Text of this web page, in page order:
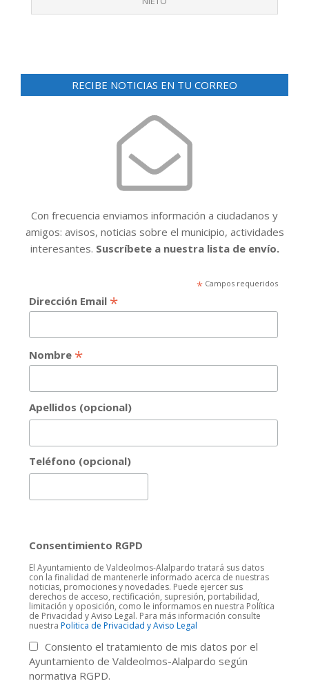
RECIBE NOTICIAS EN TU CORREO
Con frecuencia enviamos información a ciudadanos y
amigos: avisos, noticias sobre el municipio, actividades
interesantes. Suscríbete a nuestra lista de envío.
*Campos requeridos
Dirección Email *
Nombre *
Apellidos (opcional)
Teléfono (opcional)
Consentimiento RGPD
El Ayuntamiento de Valdeolmos-Alalpardo tratará sus datos
con la finalidad de mantenerle informado acerca de nuestras
noticias, promociones y novedades. Puede ejercer sus
derechos de acceso, rectificación, supresión, portabilidad,
limitación y oposición, como le informamos en nuestra Política
de Privacidad y Aviso Legal. Para más información consulte
nuestra Politica de Privacidad y Aviso Legal
Consiento el tratamiento de mis datos por el
Ayuntamiento de Valdeolmos-Alalpardo según
normativa RGPD.